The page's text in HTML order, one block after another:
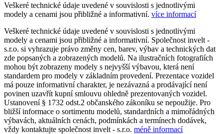
Veškeré technické údaje uvedené v souvislosti s jednotlivými
modely a cenami jsou přibližné a informativní. více informací
Veškeré technické údaje uvedené v souvislosti s jednotlivými
modely a cenami jsou přibližné a informativní. Společnost invelt -
s.r.o. si vyhrazuje právo změny cen, barev, výbav a technických dat
zde popsaných a zobrazených modelů. Na ilustračních fotografiích
mohou být zobrazeny modely s nejvyšší výbavou, která není
standardem pro modely v základním provedení. Prezentace vozidel
má pouze informativní charakter, je nezávazná a prodávající není
povinen uzavřít kupní smlouvu ohledně prezentovaných vozidel.
Ustanovení § 1732 odst.2 občanského zákoníku se nepoužije. Pro
bližší informace o sortimentu modelů, standardních a mimořádných
výbavách, aktuálních cenách, podmínkách a termínech dodávek,
vždy kontaktujte společnost invelt - s.r.o. méně informací